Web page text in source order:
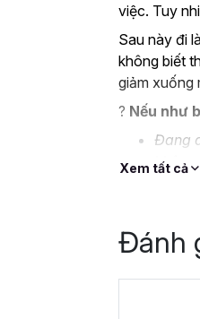
việc. Tuy
Sau này đi
không biết
giảm xuống
? Nếu như
Đang
không
Thì Gitiho ở
trong 8 giờ.
Hoàn
Xem tất cả
Đánh